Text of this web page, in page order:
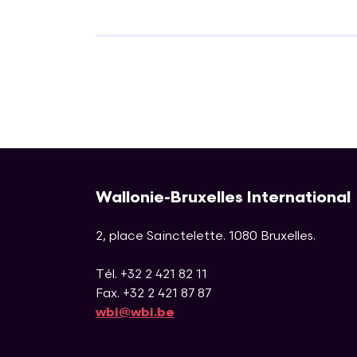
Wallonie-Bruxelles International
2, place Sainctelette. 1080 Bruxelles.
Tél. +32 2 421 82 11
Fax. +32 2 421 87 87
wbi@wbi.be